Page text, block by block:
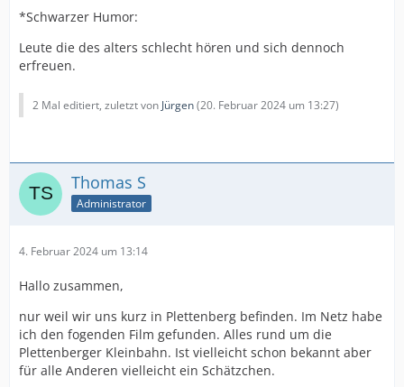
*Schwarzer Humor:
Leute die des alters schlecht hören und sich dennoch
erfreuen.
2 Mal editiert, zuletzt von Jürgen(20. Februar 2024 um 13:27)
Thomas S
Administrator
4. Februar 2024 um 13:14
Hallo zusammen,
nur weil wir uns kurz in Plettenberg befinden. Im Netz habe
ich den fogenden Film gefunden. Alles rund um die
Plettenberger Kleinbahn. Ist vielleicht schon bekannt aber
für alle Anderen vielleicht ein Schätzchen.